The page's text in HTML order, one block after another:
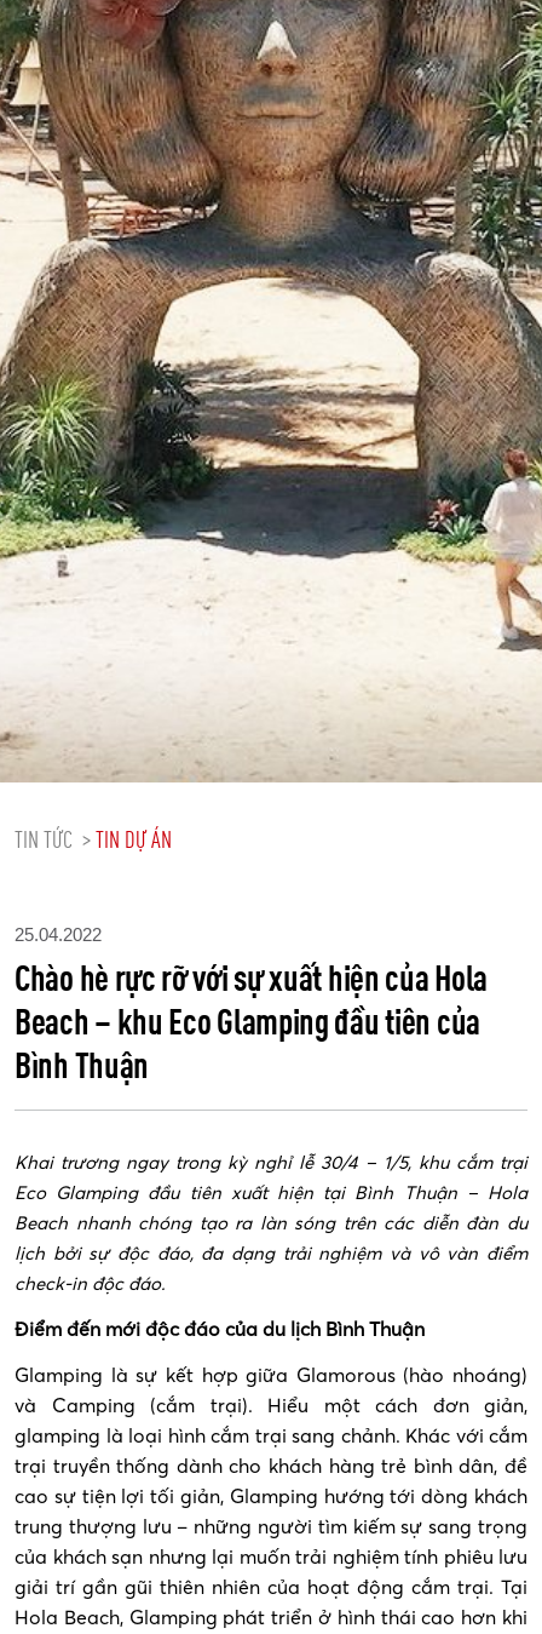
TIN TỨC >TIN DỰ ÁN
25.04.2022
Chào hè rực rỡ với sự xuất hiện của Hola
Beach – khu Eco Glamping đầu tiên của
Bình Thuận
Khai trương ngay trong kỳ nghỉ lễ 30/4 – 1/5, khu cắm trại
Eco Glamping đầu tiên xuất hiện tại Bình Thuận – Hola
Beach nhanh chóng tạo ra làn sóng trên các diễn đàn du
lịch bởi sự độc đáo, đa dạng trải nghiệm và vô vàn điểm
check-in độc đáo.
Điểm đến mới độc đáo của du lịch Bình Thuận
Glamping là sự kết hợp giữa Glamorous (hào nhoáng)
và Camping (cắm trại). Hiểu một cách đơn giản,
glamping là loại hình cắm trại sang chảnh. Khác với cắm
trại truyền thống dành cho khách hàng trẻ bình dân, đề
cao sự tiện lợi tối giản, Glamping hướng tới dòng khách
trung thượng lưu – những người tìm kiếm sự sang trọng
của khách sạn nhưng lại muốn trải nghiệm tính phiêu lưu
giải trí gần gũi thiên nhiên của hoạt động cắm trại. Tại
Hola Beach, Glamping phát triển ở hình thái cao hơn khi